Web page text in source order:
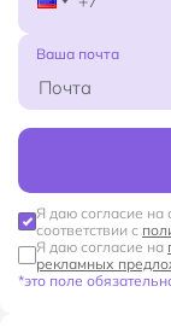
Ваша почта
Я даю согласие на
соответствии с
Я даю согласие на
рекламных
*это поле